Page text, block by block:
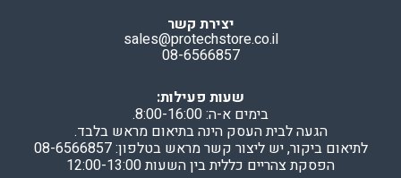
יצירת קשר
sales@protechstore.co.il
08-6566857
שעות פעילות:
בימים א-ה: 8:00-16:00.
הגעה לבית העסק הינה בתיאום מראש בלבד.
לתיאום ביקור, יש ליצור קשר מראש בטלפון: 08-6566857
הפסקת צהריים כללית בין השעות 12:00-13:00